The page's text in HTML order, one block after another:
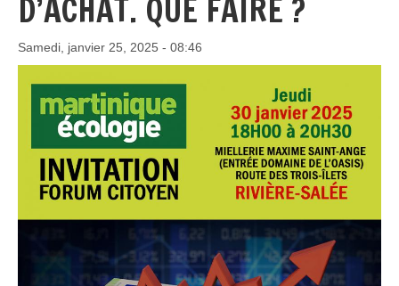
D’ACHAT. QUE FAIRE ?
Samedi, janvier 25, 2025 - 08:46